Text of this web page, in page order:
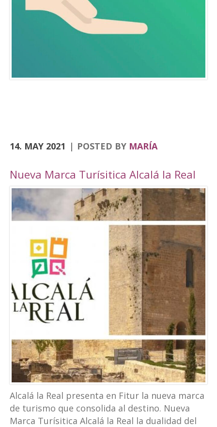
o el yacimiento de Domus Herculana, entre
otros. Incorpora la visita y entrada a la
Fortaleza de la Mota, con su Iglesia Abacial,
el apartado de senderismo, están previstas
14. MAY 2021 POSTED BY MARÍA
Nueva Marca Turísitica Alcalá la Real
Alcalá la Real presenta en Fitur la nueva marca
de turismo que consolida al destino. Nueva
Marca Turísitica Alcalá la Real la dualidad del